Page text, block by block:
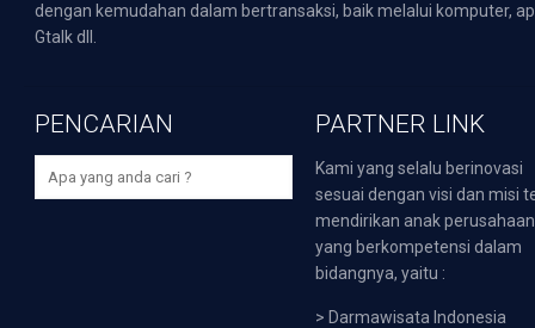
dengan kemudahan dalam bertransaksi, baik melalui komputer,
Gtalk dll.
PENCARIAN PARTNER LINK
Kami yang selalu berinovasi
sesuai dengan visi dan misi
mendirikan anak perusahaan
yang berkompetensi dalam
bidangnya, yaitu :
> Darmawisata Indonesia